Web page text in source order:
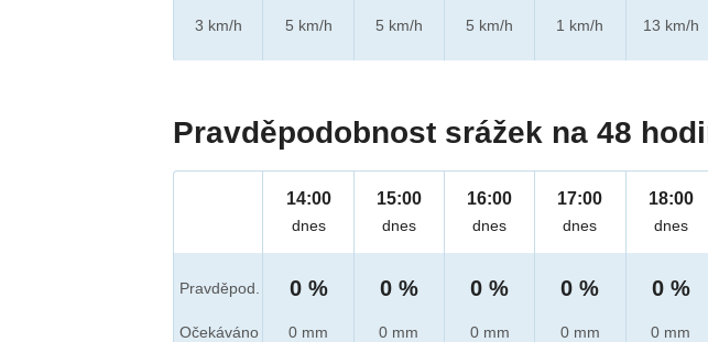
3 km/h
5 km/h
5 km/h
5 km/h
1 km/h
13 km/h
Pravděpodobnost srážek na 48
Pravděpod.
Očekáváno
14:00
dnes
0 %
0 mm
15:00
dnes
0 %
0 mm
16:00
dnes
0 %
0 mm
17:00
dnes
0 %
0 mm
18:00
dnes
0 %
0 mm